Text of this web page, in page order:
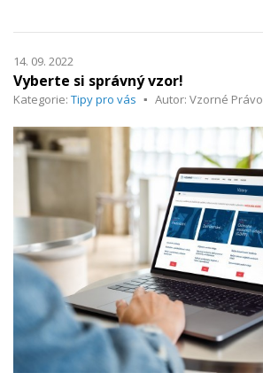
14. 09. 2022
Vyberte si správný vzor!
Kategorie: Tipy pro vás Autor: Vzorné Právo